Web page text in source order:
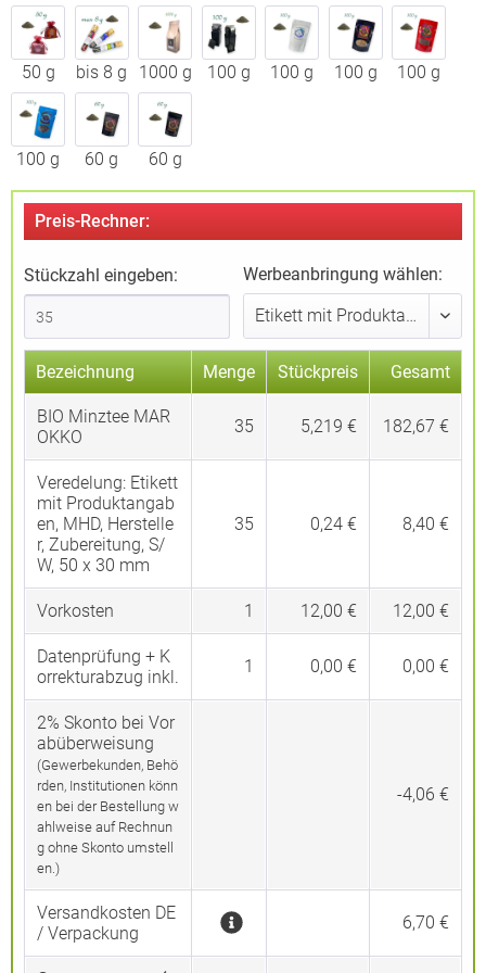
50 g bis 8 g 1000 g 100 g 100 g 100 g 100 g
100 g 60 g 60 g
Preis-Rechner:
Stückzahl eingeben: Werbeanbringung wählen:
Bezeichnung Menge Stückpreis Gesamt
BIO Minztee MAR
OKKO
35 5,219 € 182,67 €
Veredelung: Etikett
mit Produktangab
en, MHD, Herstelle
r, Zubereitung, S/
W, 50 x 30 mm
35 0,24 € 8,40 €
Vorkosten 1 12,00 € 12,00 €
Datenprüfung + K
orrekturabzug inkl.
1 0,00 € 0,00 €
2% Skonto bei Vor
abüberweisung
(Gewerbekunden, Behö
rden, Institutionen könn
en bei der Bestellung w
ahlweise auf Rechnun
g ohne Skonto umstell
en.)
-4,06 €
Versandkosten DE
/ Verpackung
6,70 €